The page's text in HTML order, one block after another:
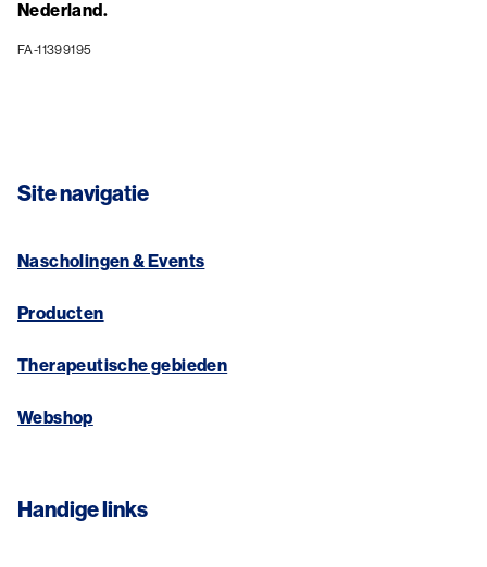
Nederland.
FA-11399195
Site navigatie
Nascholingen & Events
Producten
Therapeutische gebieden
Webshop
Handige links